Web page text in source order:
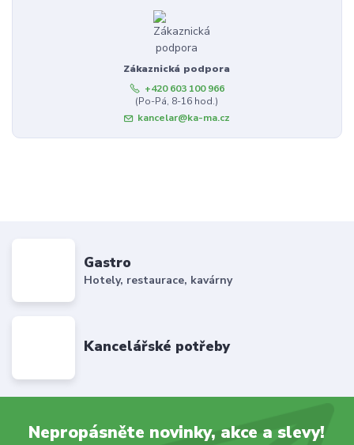
Zákaznická podpora
+420 603 100 966
(Po-Pá, 8-16 hod.)
kancelar@ka-ma.cz
Gastro
Hotely, restaurace, kavárny
Kancelářské potřeby
Nepropásněte novinky, akce a slevy!